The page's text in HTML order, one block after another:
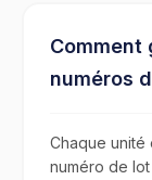
Comment
numéros
Chaque
numéro de